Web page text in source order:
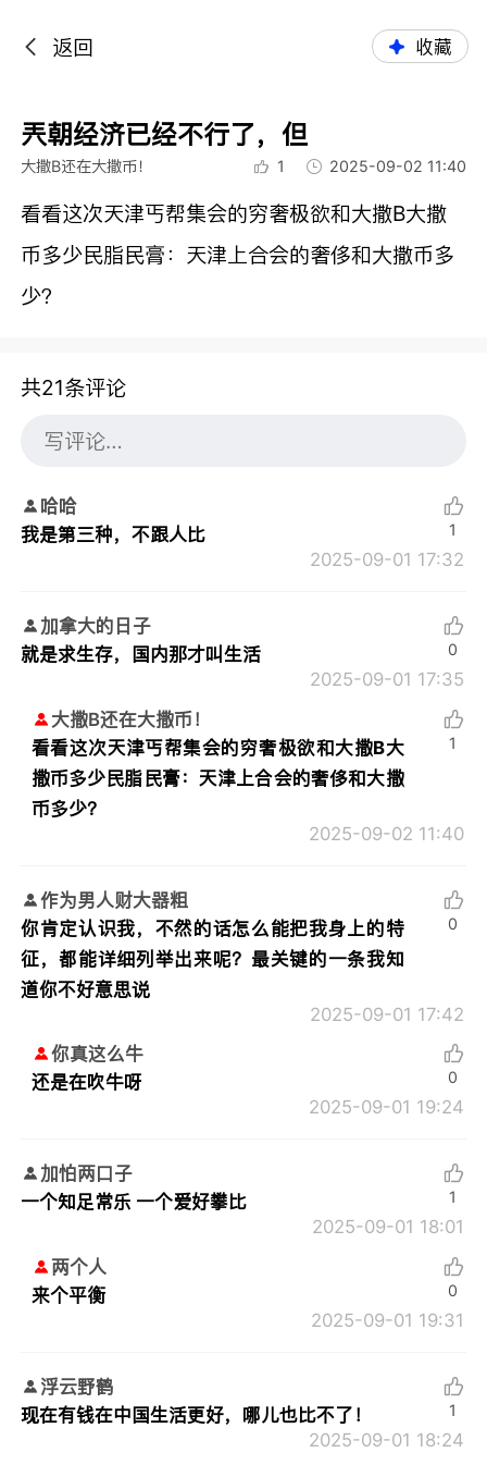
返回 收藏
兲朝经济已经不行了，但
大撒B还在大撒币！ 1 2025-09-02 11:40
看看这次天津丐帮集会的穷奢极欲和大撒B大撒
币多少民脂民膏： 天津上合会的奢侈和大撒币多
少？
共21条评论
哈哈
我是第三种，不跟人比
2025-09-01 17:32
1
加拿大的日子
就是求生存，国内那才叫生活
2025-09-01 17:35
0
大撒B还在大撒币！
看看这次天津丐帮集会的穷奢极欲和大撒B大
撒币多少民脂民膏： 天津上合会的奢侈和大撒
币多少？
2025-09-02 11:40
1
作为男人财大器粗
你肯定认识我，不然的话怎么能把我身上的特
征，都能详细列举出来呢？最关键的一条我知
道你不好意思说
2025-09-01 17:42
0
你真这么牛
还是在吹牛呀
2025-09-01 19:24
0
加怕两口子
一个知足常乐 一个爱好攀比
2025-09-01 18:01
1
两个人
来个平衡
2025-09-01 19:31
0
浮云野鹤
现在有钱在中国生活更好，哪儿也比不了！
2025-09-01 18:24
1